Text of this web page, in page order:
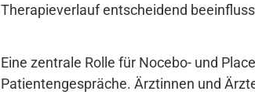
Therapieverlauf entscheidend
Eine zentrale Rolle für Nocebo- und
Patientengespräche. Ärztinnen und